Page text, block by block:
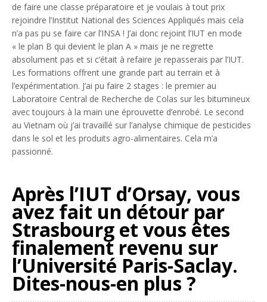
de faire une classe préparatoire et je voulais à tout prix
rejoindre l’Institut National des Sciences Appliqués mais cela
n’a pas pu se faire car l’INSA ! J’ai donc rejoint l’IUT en mode
« le plan B qui devient le plan A » mais je ne regrette
absolument pas et si c’était à refaire je repasserais par l’IUT.
Les formations offrent une grande part au terrain et à
l’expérimentation. J’ai pu faire 2 stages : le premier au
Laboratoire Central de Recherche de Colas sur les bitumineux
avec toujours à la main une éprouvette d’enrobé. Le second
au Vietnam où j’ai travaillé sur l’analyse chimique de pesticides
dans le sol et les produits agro-alimentaires. Cela m’a
passionné.
Après l’IUT d’Orsay, vous
avez fait un détour par
Strasbourg et vous êtes
finalement revenu sur
l’Université Paris-Saclay.
Dites-nous-en plus ?